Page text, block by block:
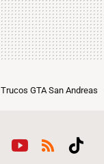
Trucos GTA San Andreas